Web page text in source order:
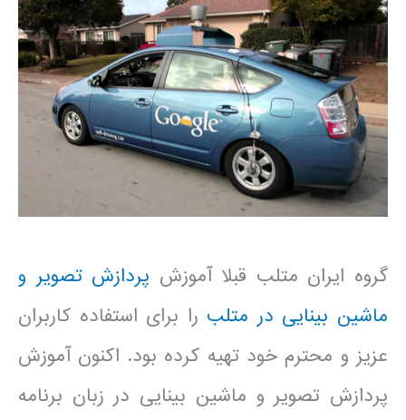
گروه ایران متلب قبلا آموزش پردازش تصویر و
ماشین بینایی در متلب را برای استفاده کاربران
عزیز و محترم خود تهیه کرده بود. اکنون آموزش
پردازش تصویر و ماشین بینایی در زبان برنامه